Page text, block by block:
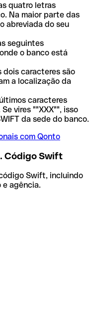
quatro letras
Na maior parte das
abreviada do seu
seguintes
o banco está
dois caracteres são
a localização da
caracteres
vires ""XXX"", isso
da sede do banco.
com Qonto
. Código Swift
Swift, incluindo
agência.